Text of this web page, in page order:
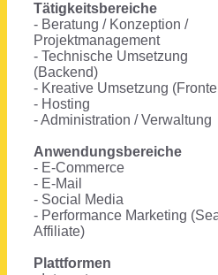
Tätigkeitsbereiche
- Beratung / Konzeption /
Projektmanagement
- Technische Umsetzung
(Backend)
- Kreative Umsetzung
- Hosting
- Administration / Verwaltung
Anwendungsbereiche
- E-Commerce
- E-Mail
- Social Media
- Performance Marketing
Affiliate)
Plattformen